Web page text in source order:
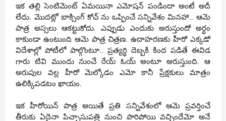
ఇక తల్లి సెంటిమెంట్ ఏమయినా ఎమోషన్ పండిందా అంటే అదీ
లేదు. మొదట్లో బాక్సింగ్ కోచ్ ను ఒప్పించే సన్నివేశం మినహా.. ఆమె
పాత్ర అస్సలు ఆకట్టుకోదు. ఎప్పుడు ఎందుకు అరుస్తుందో అర్థం
కాకుండా ఉంటుంది ఆమె పాత్ర చిత్రణ. ఉదాహరణకు హీరో ఎక్కడో
విదేశాల్లో పోటీలో పాల్గొంటూ.. ప్రత్యర్థి దెబ్బకి కింద పడితే ఈవిడ
గారు టివి ముందు నుంచే రేయ్ ఓయ్ అంటూ అరుస్తుంది. ఆ
అరుపుల వల్ల హీరో మెల్కోడం ఎమో కానీ ప్రేక్షకులు మాత్రం
ఉలిక్కిపడటం ఖాయం.
ఇక హీరోయిన్ పాత్ర అయితే ప్రతి సన్నివేశంలో ఆమె ప్రవర్తించే
తీరుకు ఏదైనా పిచ్చాసుపత్రి నుంచి పారిపోయి వచ్చిందేమో అనే